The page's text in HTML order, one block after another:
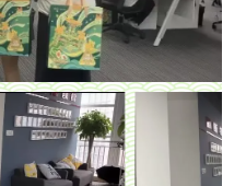
目管理
料外泄系统
案
决方案
案
代理商？一文看懂避坑指南
么？
？哪个版本好用？
长时间?